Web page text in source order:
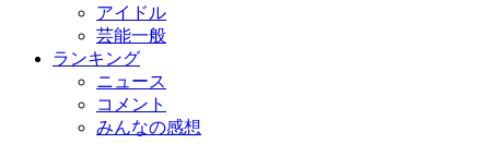
アイドル
芸能一般
ランキング
ニュース
コメント
みんなの感想